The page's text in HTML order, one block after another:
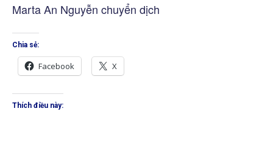
Marta An Nguyễn chuyển dịch
Chia sẻ:
Facebook X
Thích điều này: